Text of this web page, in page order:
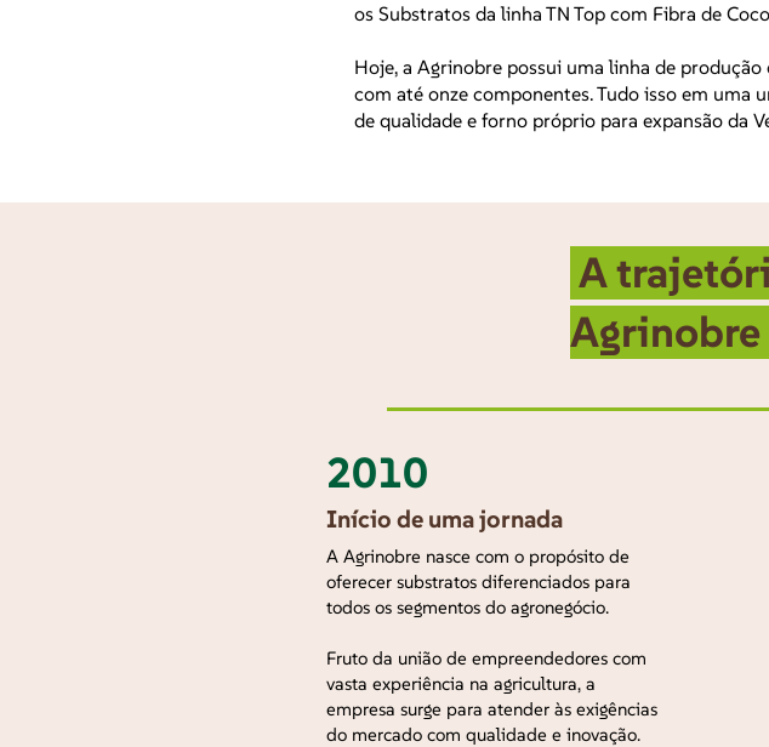
os Substratos da linha TN Top com Fibra de
Hoje, a Agrinobre possui uma linha de
com até onze componentes. Tudo isso em
de qualidade e forno próprio para expansão da
A
Agrinobre
2010
Início de uma jornada
A Agrinobre nasce com o propósito de
oferecer substratos diferenciados para
todos os segmentos do agronegócio.
Fruto da união de empreendedores com
vasta experiência na agricultura, a
empresa surge para atender às exigências
do mercado com qualidade e inovação.